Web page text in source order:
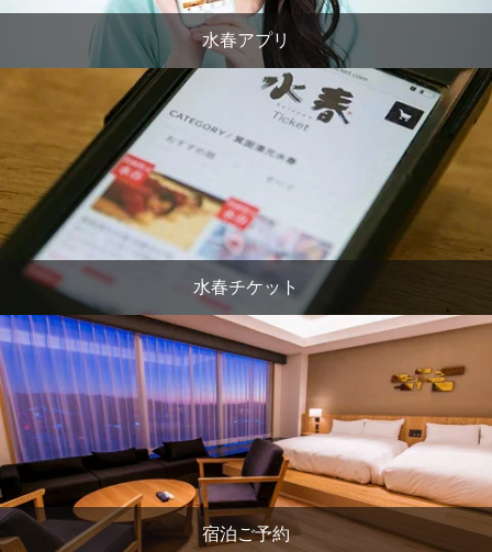
水春アプリ
水春チケット
宿泊ご予約